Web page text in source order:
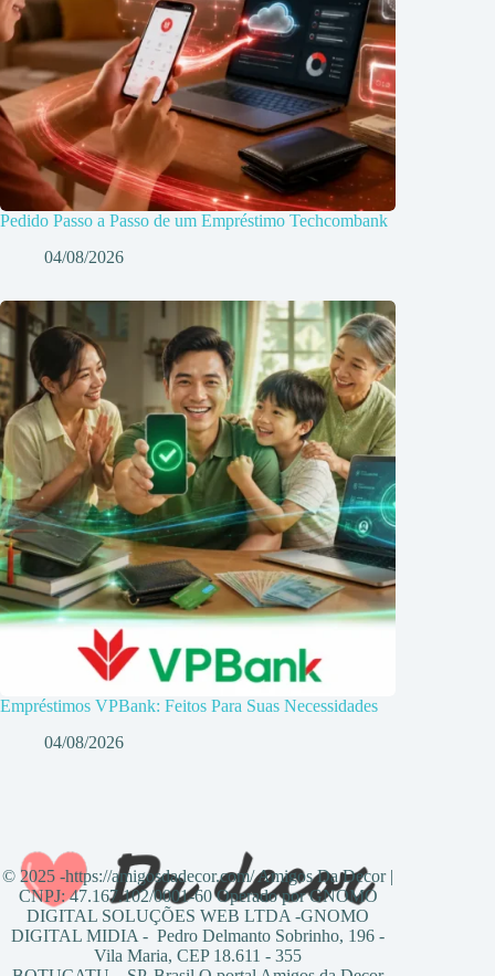
Pedido Passo a Passo de um Empréstimo Techcombank
04/08/2026
Empréstimos VPBank: Feitos Para Suas Necessidades
04/08/2026
© 2025 -https://amigosdadecor.com/ Amigos Da Decor |
CNPJ: 47.167.102/0001-60 Operado por GNOMO
DIGITAL SOLUÇÕES WEB LTDA -GNOMO
DIGITAL MIDIA - Pedro Delmanto Sobrinho, 196 -
Vila Maria, CEP 18.611 - 355